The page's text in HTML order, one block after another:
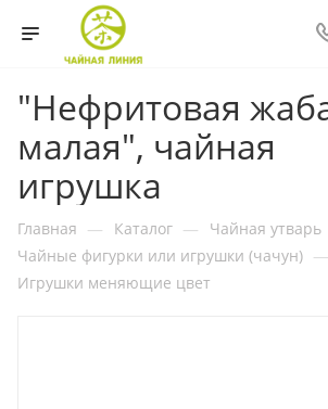
"Нефритовая
малая", чайная
игрушка
Главная — Каталог — Чайная утварь
Чайные фигурки или игрушки (чачун) —
Игрушки меняющие цвет